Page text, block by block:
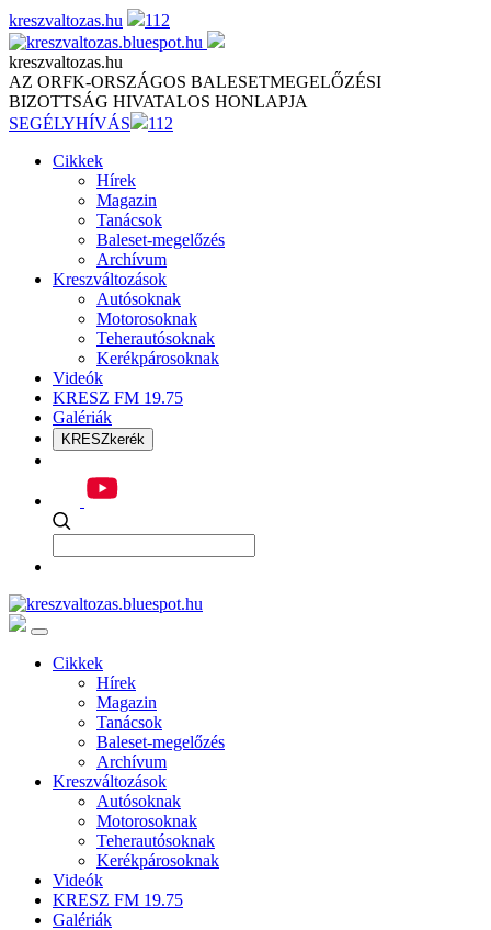
Skip
to
content
kreszvaltozas.hu 112
kreszvaltozas.hu
AZ ORFK-ORSZÁGOS BALESETMEGELŐZÉSI
BIZOTTSÁG HIVATALOS HONLAPJA
SEGÉLYHÍVÁS
112
Cikkek
Hírek
Magazin
Tanácsok
Baleset-megelőzés
Archívum
Kreszváltozások
Autósoknak
Motorosoknak
Teherautósoknak
Kerékpárosoknak
Videók
KRESZ FM 19.75
Galériák
KRESZkerék
Cikkek
Hírek
Magazin
Tanácsok
Baleset-megelőzés
Archívum
Kreszváltozások
Autósoknak
Motorosoknak
Teherautósoknak
Kerékpárosoknak
Videók
KRESZ FM 19.75
Galériák